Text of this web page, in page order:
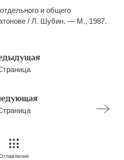
и общего
/ Л. Шубин. — М., 1987.